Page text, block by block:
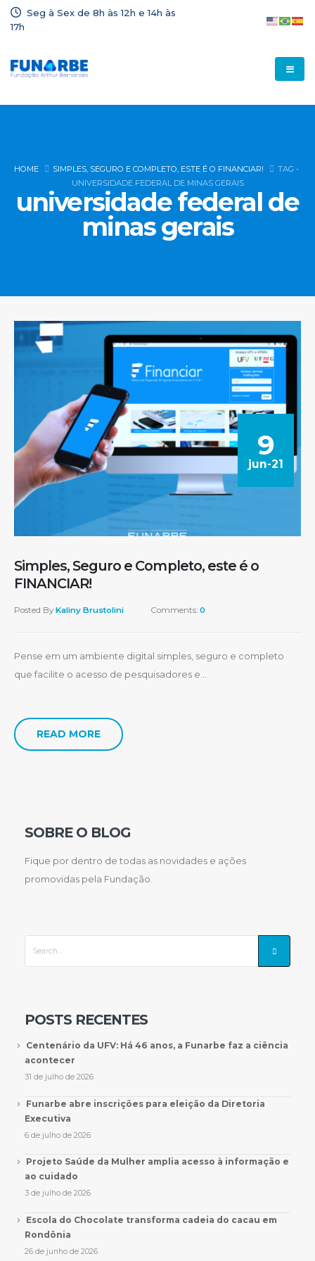
Seg à Sex de 8h às 12h e 14h às
17h
HOME SIMPLES, SEGURO E COMPLETO, ESTE É O FINANCIAR!
TAG -
UNIVERSIDADE FEDERAL DE MINAS GERAIS
universidade federal de
minas gerais
9
jun-21
Simples, Seguro e Completo, este é o
FINANCIAR!
Posted By Kaliny Brustolini Comments: 0
Pense em um ambiente digital simples, seguro e completo
que facilite o acesso de pesquisadores e...
READ MORE
SOBRE O BLOG
Fique por dentro de todas as novidades e ações
promovidas pela Fundação.
POSTS RECENTES
Centenário da UFV: Há 46 anos, a Funarbe faz a ciência
acontecer
31 de julho de 2026
Funarbe abre inscrições para eleição da Diretoria
Executiva
6 de julho de 2026
Projeto Saúde da Mulher amplia acesso à informação e
ao cuidado
3 de julho de 2026
Escola do Chocolate transforma cadeia do cacau em
Rondônia
26 de junho de 2026